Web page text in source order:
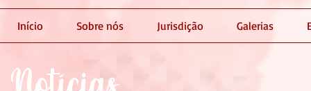
Início Sobre nós Jurisdição Galerias